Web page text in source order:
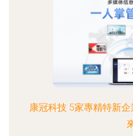
康冠科技 5家專精特新